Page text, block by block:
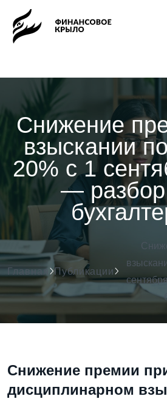
Снижение
взыскании
20% с 1
—
Главная Публикации
Снижение премии
дисциплинарном